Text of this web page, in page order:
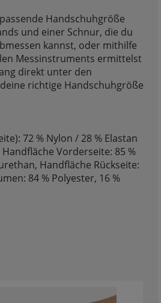
Handschuhgröße
und einer Schnur, die du
kannst, oder mithilfe
Messinstruments ermittelst
direkt unter den
richtige Handschuhgröße
72 % Nylon / 28 % Elastan
Vorderseite: 85 %
Handfläche Rückseite:
84 % Polyester, 16 %